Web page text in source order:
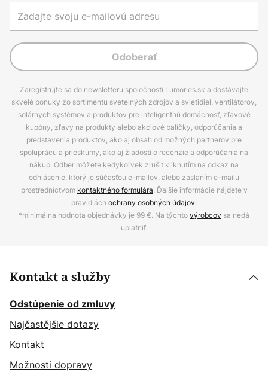
Odoberať
Zaregistrujte sa do newsletteru spoločnosti Lumories.sk a dostávajte
skvelé ponuky zo sortimentu svetelných zdrojov a svietidiel, ventilátorov,
solárnych systémov a produktov pre inteligentnú domácnosť, zľavové
kupóny, zľavy na produkty alebo akciové balíčky, odporúčania a
predstavenia produktov, ako aj obsah od možných partnerov pre
spoluprácu a prieskumy, ako aj žiadosti o recenzie a odporúčania na
nákup. Odber môžete kedykoľvek zrušiť kliknutím na odkaz na
odhlásenie, ktorý je súčasťou e-mailov, alebo zaslaním e-mailu
prostredníctvom kontaktného formulára. Ďalšie informácie nájdete v
pravidlách ochrany osobných údajov.
*minimálna hodnota objednávky je 99 €. Na týchtovýrobcov sa nedá
uplatniť.
Kontakt a služby
Odstúpenie od zmluvy
Najčastějšie dotazy
Kontakt
Možnosti dopravy